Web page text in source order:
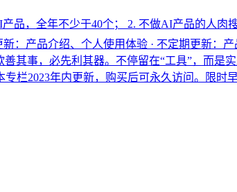
品，全年不少于40个； 2. 不做AI产品的人
：产品介绍、个人使用体验 · 不定期更新：
其事，必先利其器。不停留在“工具”，而是
栏2023年内更新，购买后可永久访问。限时